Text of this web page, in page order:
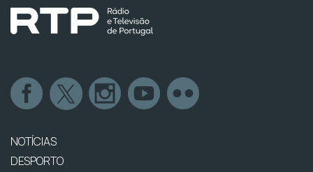
NOTÍCIAS
DESPORTO